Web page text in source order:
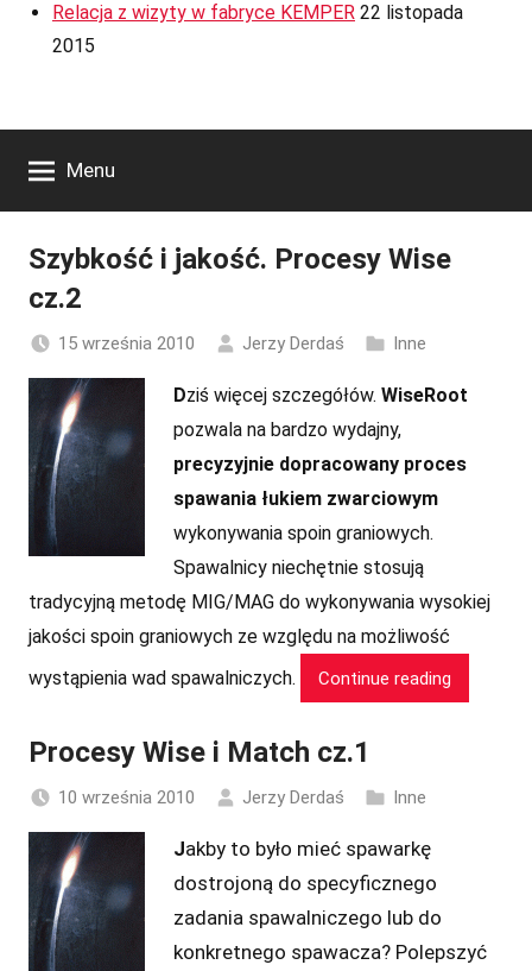
Relacja z wizyty w fabryce KEMPER 22 listopada
2015
Menu
Szybkość i jakość. Procesy Wise
cz.2
15 września 2010 Jerzy Derdaś Inne
Dziś więcej szczegółów. WiseRoot
pozwala na bardzo wydajny,
precyzyjnie dopracowany proces
spawania łukiem zwarciowym
wykonywania spoin graniowych.
Spawalnicy niechętnie stosują
tradycyjną metodę MIG/MAG do wykonywania wysokiej
jakości spoin graniowych ze względu na możliwość
wystąpienia wad spawalniczych.
Continue reading
Procesy Wise i Match cz.1
10 września 2010 Jerzy Derdaś Inne
Jakby to było mieć spawarkę
dostrojoną do specyficznego
zadania spawalniczego lub do
konkretnego spawacza? Polepszyć